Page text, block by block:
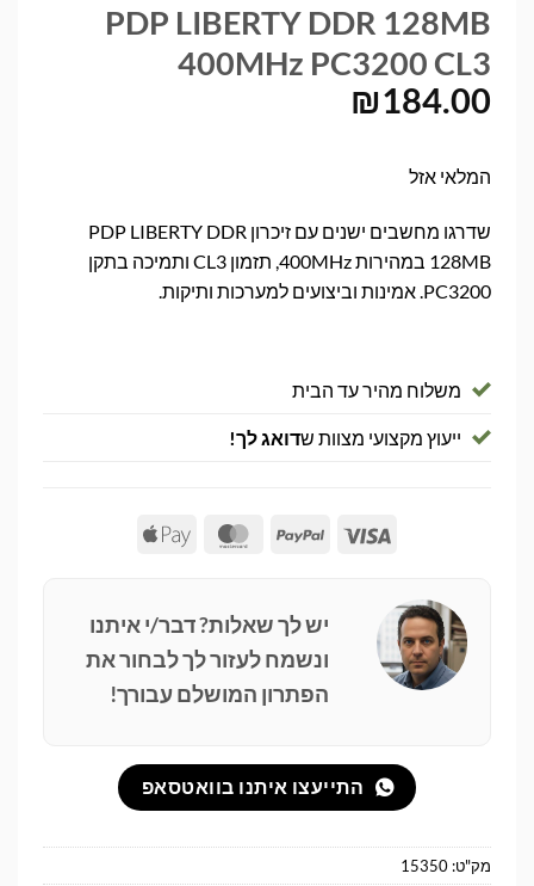
PDP LIBERTY DDR 128MB
400MHz PC3200 CL3
₪184.00
המלאי אזל
שדרגו מחשבים ישנים עם זיכרון PDP LIBERTY DDR
128MB במהירות 400MHz, תזמון CL3 ותמיכה בתקן
PC3200. אמינות וביצועים למערכות ותיקות.
משלוח מהיר עד הבית
ייעוץ מקצועי מצוות שדואג לך!
Visa
PayPal
MasterCard
Apple
יש לך שאלות? דבר/י איתנו
ונשמח לעזור לך לבחור את
הפתרון המושלם עבורך!
התייעצו איתנו בוואטסאפ
מק"ט: 15350